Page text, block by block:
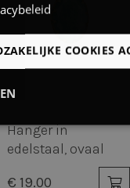
Hanger in
edelstaal, ovaal
€ 19.00
COOKIES
Prestatie